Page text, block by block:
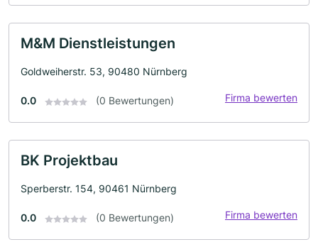
M&M Dienstleistungen
Goldweiherstr. 53, 90480 Nürnberg
0.0 (0 Bewertungen) Firma bewerten
BK Projektbau
Sperberstr. 154, 90461 Nürnberg
0.0 (0 Bewertungen) Firma bewerten